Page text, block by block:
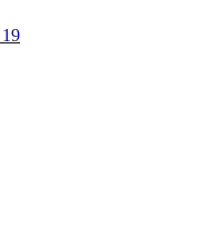
19